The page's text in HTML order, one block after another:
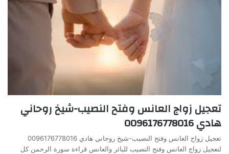
تعجيل زواج العانس وفتح النصيب-شيخ روحاني
هادي 0096176778016
تعجيل زواج العانس وفتح النصيب-شيخ روحاني هادي 0096176778016
لتعجيل زواج العانس وفتح النصيب للبائر والعانس قراءة سورة الرحمن كل